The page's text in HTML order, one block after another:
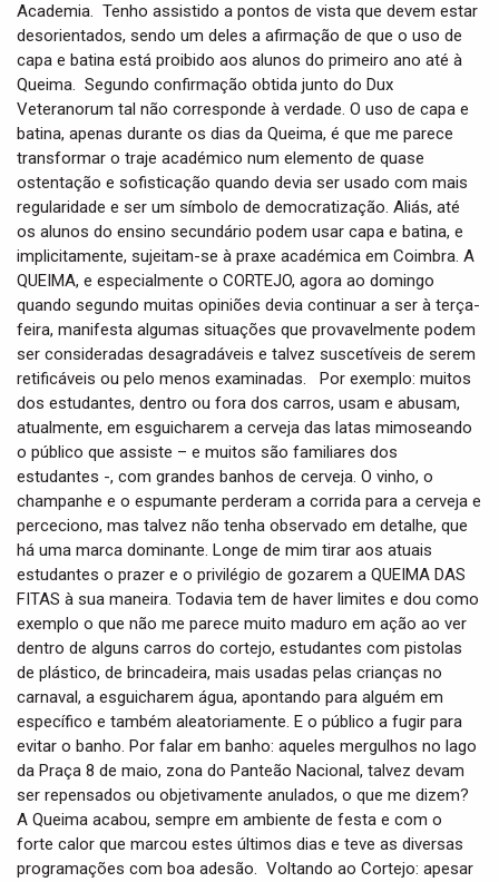
Academia. Tenho assistido a pontos de vista que devem estar
desorientados, sendo um deles a afirmação de que o uso de
capa e batina está proibido aos alunos do primeiro ano até à
Queima. Segundo confirmação obtida junto do Dux
Veteranorum tal não corresponde à verdade. O uso de capa e
batina, apenas durante os dias da Queima, é que me parece
transformar o traje académico num elemento de quase
ostentação e sofisticação quando devia ser usado com mais
regularidade e ser um símbolo de democratização. Aliás, até
os alunos do ensino secundário podem usar capa e batina, e
implicitamente, sujeitam-se à praxe académica em Coimbra. A
QUEIMA, e especialmente o CORTEJO, agora ao domingo
quando segundo muitas opiniões devia continuar a ser à terça-
feira, manifesta algumas situações que provavelmente podem
ser consideradas desagradáveis e talvez suscetíveis de serem
retificáveis ou pelo menos examinadas. Por exemplo: muitos
dos estudantes, dentro ou fora dos carros, usam e abusam,
atualmente, em esguicharem a cerveja das latas mimoseando
o público que assiste – e muitos são familiares dos
estudantes -, com grandes banhos de cerveja. O vinho, o
champanhe e o espumante perderam a corrida para a cerveja e
perceciono, mas talvez não tenha observado em detalhe, que
há uma marca dominante. Longe de mim tirar aos atuais
estudantes o prazer e o privilégio de gozarem a QUEIMA DAS
FITAS à sua maneira. Todavia tem de haver limites e dou como
exemplo o que não me parece muito maduro em ação ao ver
dentro de alguns carros do cortejo, estudantes com pistolas
de plástico, de brincadeira, mais usadas pelas crianças no
carnaval, a esguicharem água, apontando para alguém em
específico e também aleatoriamente. E o público a fugir para
evitar o banho. Por falar em banho: aqueles mergulhos no lago
da Praça 8 de maio, zona do Panteão Nacional, talvez devam
ser repensados ou objetivamente anulados, o que me dizem?
A Queima acabou, sempre em ambiente de festa e com o
forte calor que marcou estes últimos dias e teve as diversas
programações com boa adesão. Voltando ao Cortejo: apesar